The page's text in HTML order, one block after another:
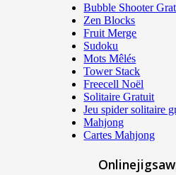
Bubble Shooter
Zen Blocks
Fruit Merge
Sudoku
Mots Mêlés
Tower Stack
Freecell Noël
Solitaire Gratuit
Jeu spider solitaire
Mahjong
Cartes Mahjong